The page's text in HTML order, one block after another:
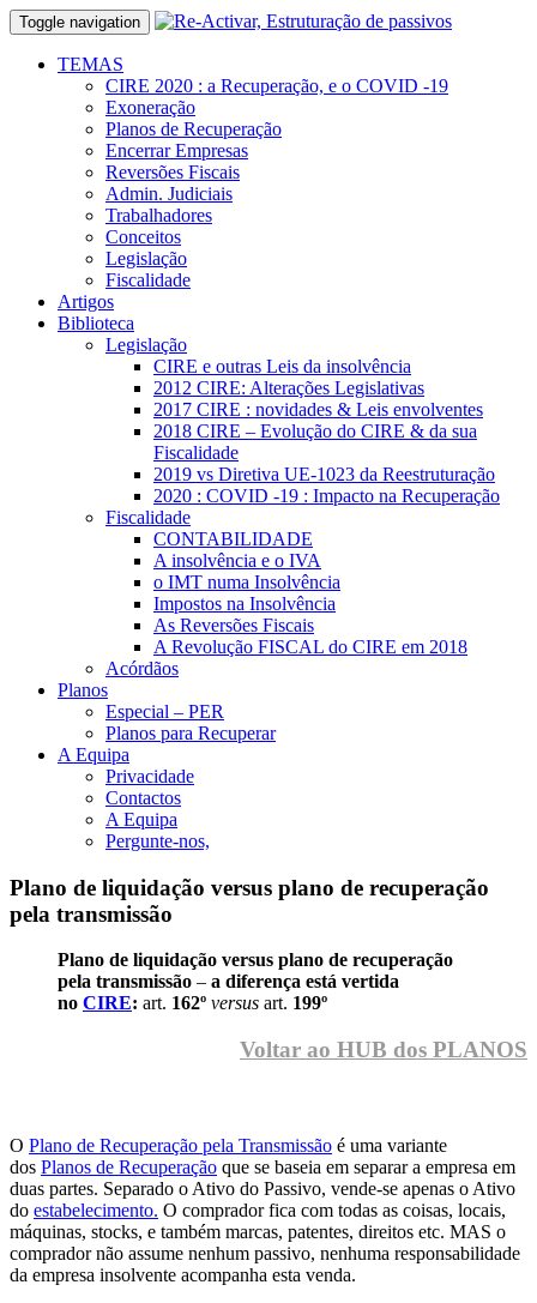
Toggle navigation
TEMAS
CIRE 2020 : a Recuperação, e o COVID -19
Exoneração
Planos de Recuperação
Encerrar Empresas
Reversões Fiscais
Admin. Judiciais
Trabalhadores
Conceitos
Legislação
Fiscalidade
Artigos
Biblioteca
Legislação
CIRE e outras Leis da insolvência
2012 CIRE: Alterações Legislativas
2017 CIRE : novidades & Leis envolventes
2018 CIRE – Evolução do CIRE & da sua
Fiscalidade
2019 vs Diretiva UE-1023 da Reestruturação
2020 : COVID -19 : Impacto na Recuperação
Fiscalidade
CONTABILIDADE
A insolvência e o IVA
o IMT numa Insolvência
Impostos na Insolvência
As Reversões Fiscais
A Revolução FISCAL do CIRE em 2018
Acórdãos
Planos
Especial – PER
Planos para Recuperar
A Equipa
Privacidade
Contactos
A Equipa
Pergunte-nos,
Plano de liquidação versus plano de recuperação
pela transmissão
Plano de liquidação versus plano de recuperação
pela transmissão – a diferença está vertida
no CIRE: art. 162º versus art. 199º
Voltar ao HUB dos PLANOS
O Plano de Recuperação pela Transmissão é uma variante
dos Planos de Recuperação que se baseia em separar a empresa em
duas partes. Separado o Ativo do Passivo, vende-se apenas o Ativo
do estabelecimento. O comprador fica com todas as coisas, locais,
máquinas, stocks, e também marcas, patentes, direitos etc. MAS o
comprador não assume nenhum passivo, nenhuma responsabilidade
da empresa insolvente acompanha esta venda.